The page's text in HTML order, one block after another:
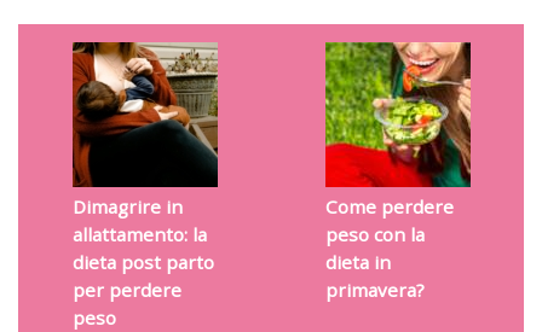
Dimagrire in
allattamento: la
dieta post parto
per perdere
peso
Come perdere
peso con la
dieta in
primavera?